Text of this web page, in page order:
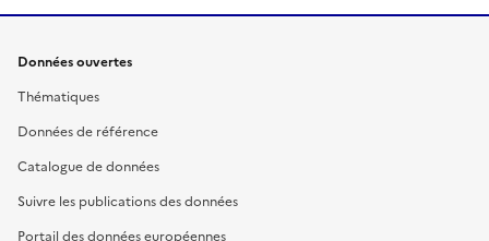
Données ouvertes
Thématiques
Données de référence
Catalogue de données
Suivre les publications des données